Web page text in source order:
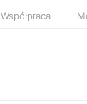
Współpraca